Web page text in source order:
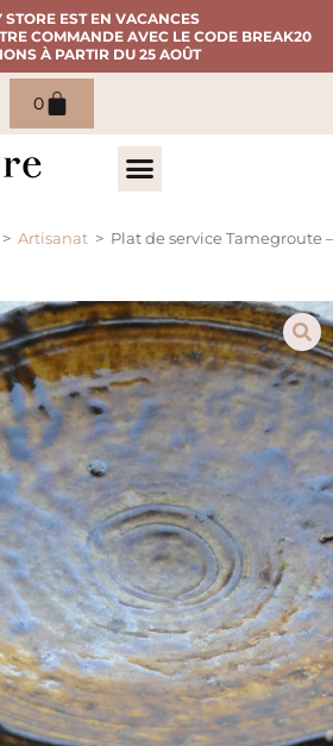
STORE EST EN VACANCES
COMMANDE AVEC LE CODE BREAK20
À PARTIR DU 25 AOÛT
0
> Artisanat > Plat de service Tamegroute